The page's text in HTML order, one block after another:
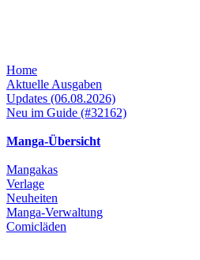
Home
Aktuelle Ausgaben
Updates (06.08.2026)
Neu im Guide (#32162)
Manga-Übersicht
Mangakas
Verlage
Neuheiten
Manga-Verwaltung
Comicläden